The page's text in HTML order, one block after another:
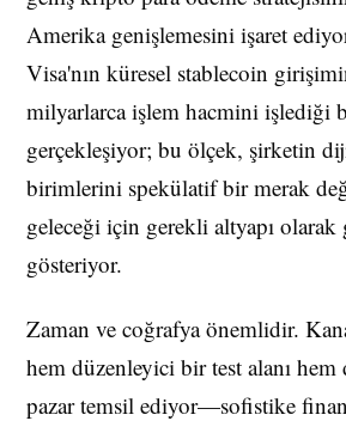
Amerika genişlemesini işaret
Visa'nın küresel stablecoin
milyarlarca işlem hacmini işlediği
gerçekleşiyor; bu ölçek, şirketin
birimlerini spekülatif bir merak
geleceği için gerekli altyapı
gösteriyor.
Zaman ve coğrafya önemlidir.
hem düzenleyici bir test alanı
pazar temsil ediyor—sofistike